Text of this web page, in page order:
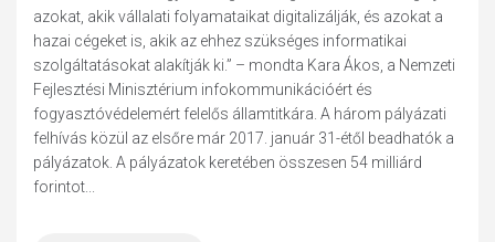
azokat, akik vállalati folyamataikat digitalizálják, és azokat a
hazai cégeket is, akik az ehhez szükséges informatikai
szolgáltatásokat alakítják ki.” – mondta Kara Ákos, a Nemzeti
Fejlesztési Minisztérium infokommunikációért és
fogyasztóvédelemért felelős államtitkára. A három pályázati
felhívás közül az elsőre már 2017. január 31-étől beadhatók a
pályázatok. A pályázatok keretében összesen 54 milliárd
forintot...